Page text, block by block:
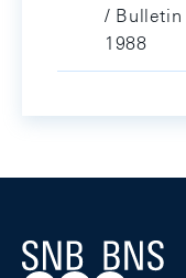
/ Bulletin
1988
Logo